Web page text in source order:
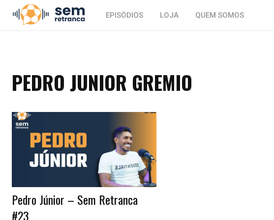
EPISÓDIOS LOJA QUEM SOMOS
PEDRO JUNIOR GREMIO
Pedro Júnior – Sem Retranca
#23